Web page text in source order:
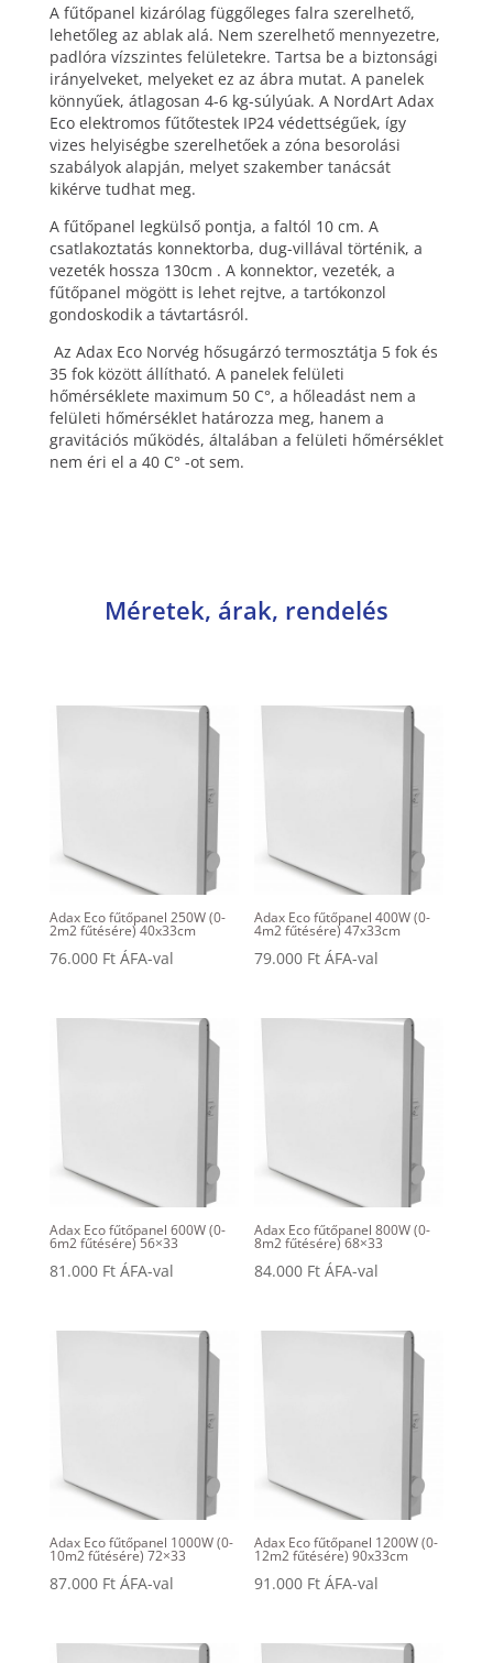
A fűtőpanel kizárólag függőleges falra szerelhető,
lehetőleg az ablak alá. Nem szerelhető mennyezetre,
padlóra vízszintes felületekre. Tartsa be a biztonsági
irányelveket, melyeket ez az ábra mutat. A panelek
könnyűek, átlagosan 4-6 kg-súlyúak. A NordArt Adax
Eco elektromos fűtőtestek IP24 védettségűek, így
vizes helyiségbe szerelhetőek a zóna besorolási
szabályok alapján, melyet szakember tanácsát
kikérve tudhat meg.
A fűtőpanel legkülső pontja, a faltól 10 cm. A
csatlakoztatás konnektorba, dug-villával történik, a
vezeték hossza 130cm . A konnektor, vezeték, a
fűtőpanel mögött is lehet rejtve, a tartókonzol
gondoskodik a távtartásról.
Az Adax Eco Norvég hősugárzó termosztátja 5 fok és
35 fok között állítható. A panelek felületi
hőmérséklete maximum 50 C°, a hőleadást nem a
felületi hőmérséklet határozza meg, hanem a
gravitációs működés, általában a felületi hőmérséklet
nem éri el a 40 C° -ot sem.
Méretek, árak, rendelés
Adax Eco fűtőpanel 250W (0-
2m2 fűtésére) 40x33cm
76.000 Ft ÁFA-val
Adax Eco fűtőpanel 400W (0-
4m2 fűtésére) 47x33cm
79.000 Ft ÁFA-val
Adax Eco fűtőpanel 600W (0-
6m2 fűtésére) 56×33
81.000 Ft ÁFA-val
Adax Eco fűtőpanel 800W (0-
8m2 fűtésére) 68×33
84.000 Ft ÁFA-val
Adax Eco fűtőpanel 1000W (0-
10m2 fűtésére) 72×33
87.000 Ft ÁFA-val
Adax Eco fűtőpanel 1200W (0-
12m2 fűtésére) 90x33cm
91.000 Ft ÁFA-val